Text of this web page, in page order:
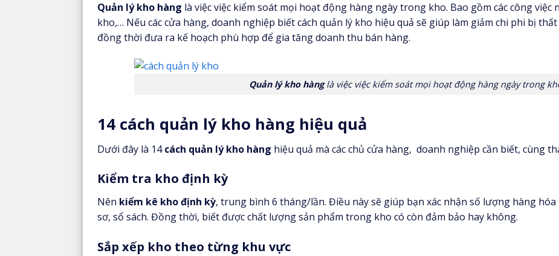
Quản lý kho hàng là việc việc kiểm soát mọi hoạt động hàng ngày trong kho. Bao gồm các công
kho,… Nếu các cửa hàng, doanh nghiệp biết cách quản lý kho hiệu quả sẽ giúp làm giảm chi phi bị
đồng thời đưa ra kế hoạch phù hợp để gia tăng doanh thu bán hàng.
Quản lý kho hànglà việc việc kiểm soát mọi hoạt động hàng ngày trong
14 cách quản lý kho hàng hiệu quả
Dưới đây là 14cách quản lý kho hàng hiệu quả mà các chủ cửa hàng, doanh nghiệp cần biết, cùng
Kiểm tra kho định kỳ
Nên kiểm kê kho định kỳ, trung bình 6 tháng/lần. Điều này sẽ giúp bạn xác nhận số lượng hàng
sơ, sổ sách. Đồng thời, biết được chất lượng sản phẩm trong kho có còn đảm bảo hay không.
Sắp xếp kho theo từng khu vực